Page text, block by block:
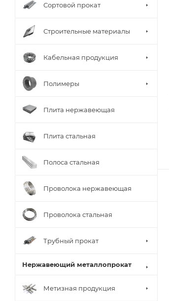
Сортовой прокат
Строительные материалы
Кабельная продукция
Полимеры
Плита нержавеющая
Плита стальная
Полоса стальная
Проволока нержавеющая
Проволока стальная
Трубный прокат
Нержавеющий металлопрокат
Метизная продукция